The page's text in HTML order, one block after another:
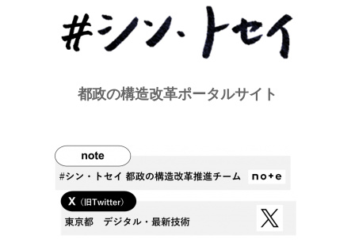
都政の構造改革ポータルサイト